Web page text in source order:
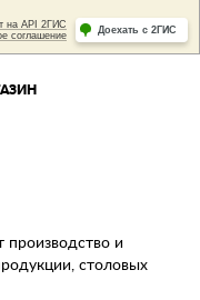
и
столовых